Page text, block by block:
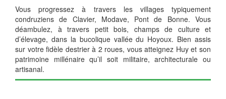
Vous progressez à travers les villages typiquement
condruziens de Clavier, Modave, Pont de Bonne. Vous
déambulez, à travers petit bois, champs de culture et
d’élevage, dans la bucolique vallée du Hoyoux. Bien assis
sur votre fidèle destrier à 2 roues, vous atteignez Huy et son
patrimoine millénaire qu’il soit militaire, architecturale ou
artisanal.